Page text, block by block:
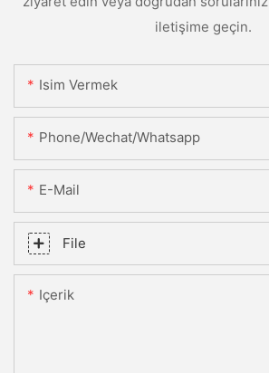
iletişime geçin.
Isim Vermek
Phone/Wechat/Whatsapp
E-Mail
File
Içerik